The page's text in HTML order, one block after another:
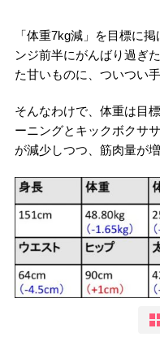
「体重7kg減」を目標に
ンジ前半にがんばり過ぎ
た甘いものに、ついつい
そんなわけで、体重は目
ーニングとキックボクサ
が減少しつつ、筋肉量が